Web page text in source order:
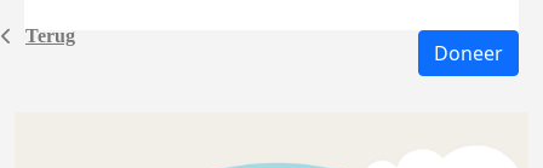
Terug
Doneer